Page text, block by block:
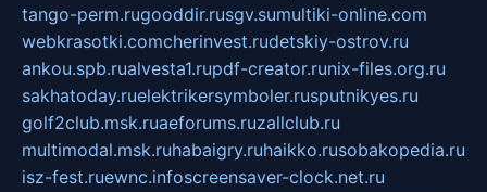
tango-perm.rugooddir.rusgv.sumultiki-online.com
webkrasotki.comcherinvest.rudetskiy-ostrov.ru
ankou.spb.rualvesta1.rupdf-creator.runix-files.org.ru
sakhatoday.ruelektrikersymboler.rusputnikyes.ru
golf2club.msk.ruaeforums.ruzallclub.ru
multimodal.msk.ruhabaigry.ruhaikko.rusobakopedia.ru
isz-fest.ruewnc.infoscreensaver-clock.net.ru